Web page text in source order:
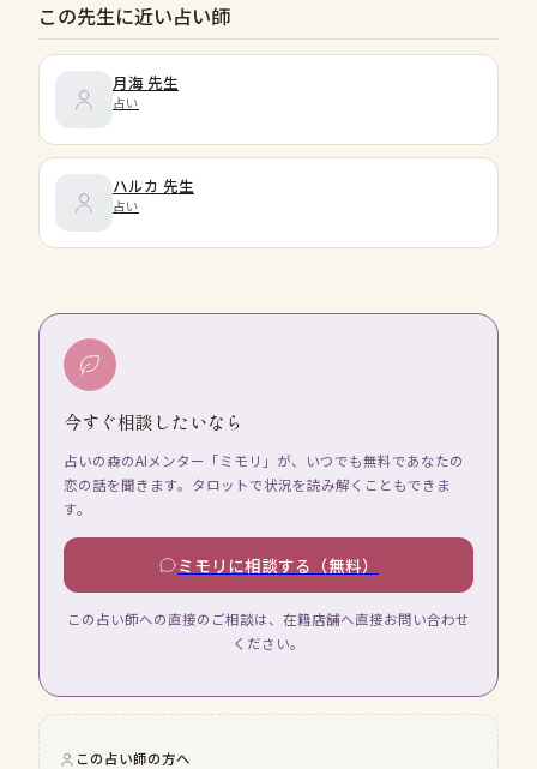
この先生に近い占い師
月海 先生
占い
ハルカ 先生
占い
今すぐ相談したいなら
占いの森のAIメンター「ミモリ」が、いつでも無料であなたの
恋の話を聞きます。タロットで状況を読み解くこともできま
す。
ミモリに相談する（無料）
この占い師への直接のご相談は、在籍店舗へ直接お問い合わせ
ください。
この占い師の方へ